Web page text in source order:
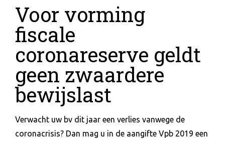
Voor vorming
fiscale
coronareserve geldt
geen zwaardere
bewijslast
Verwacht uw bv dit jaar een verlies vanwege de
coronacrisis? Dan mag u in de aangifte Vpb 2019 een